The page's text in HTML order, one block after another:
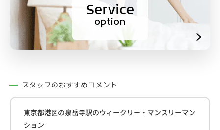
Service
option
スタッフのおすすめコメント
東京都港区の泉岳寺駅のウィークリー・マンスリーマン
ション